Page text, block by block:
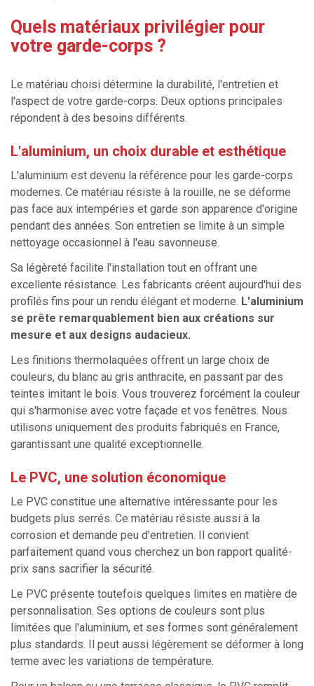
Quels matériaux privilégier pour
votre garde-corps ?
Le matériau choisi détermine la durabilité, l'entretien et
l'aspect de votre garde-corps. Deux options principales
répondent à des besoins différents.
L'aluminium, un choix durable et esthétique
L'aluminium est devenu la référence pour les garde-corps
modernes. Ce matériau résiste à la rouille, ne se déforme
pas face aux intempéries et garde son apparence d'origine
pendant des années. Son entretien se limite à un simple
nettoyage occasionnel à l'eau savonneuse.
Sa légèreté facilite l'installation tout en offrant une
excellente résistance. Les fabricants créent aujourd'hui des
profilés fins pour un rendu élégant et moderne. L'aluminium
se prête remarquablement bien aux créations sur
mesure et aux designs audacieux.
Les finitions thermolaquées offrent un large choix de
couleurs, du blanc au gris anthracite, en passant par des
teintes imitant le bois. Vous trouverez forcément la couleur
qui s'harmonise avec votre façade et vos fenêtres. Nous
utilisons uniquement des produits fabriqués en France,
garantissant une qualité exceptionnelle.
Le PVC, une solution économique
Le PVC constitue une alternative intéressante pour les
budgets plus serrés. Ce matériau résiste aussi à la
corrosion et demande peu d'entretien. Il convient
parfaitement quand vous cherchez un bon rapport qualité-
prix sans sacrifier la sécurité.
Le PVC présente toutefois quelques limites en matière de
personnalisation. Ses options de couleurs sont plus
limitées que l'aluminium, et ses formes sont généralement
plus standards. Il peut aussi légèrement se déformer à long
terme avec les variations de température.